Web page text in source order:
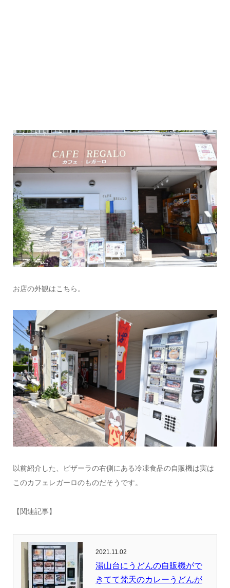
お店の外観はこちら。
以前紹介した、ピザーラの右側にある冷凍食品の自販機は実は
このカフェレガーロのものだそうです。
【関連記事】
2021.11.02
湯山台にうどんの自販機がで
きてて梵天のカレーうどんが